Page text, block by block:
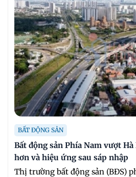
BẤT ĐỘNG SẢN
Bất động sản Phía Nam vượt
hơn và hiệu ứng sau sáp nhập
Thị trường bất động sản (BĐS)